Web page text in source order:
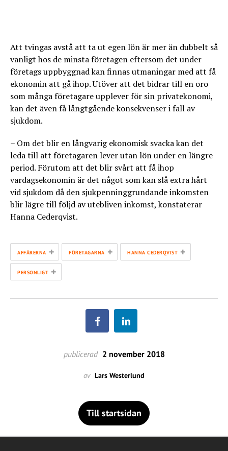
Att tvingas avstå att ta ut egen lön är mer än dubbelt så
vanligt hos de minsta företagen eftersom det under
företags uppbyggnad kan finnas utmaningar med att få
ekonomin att gå ihop. Utöver att det bidrar till en oro
som många företagare upplever för sin privatekonomi,
kan det även få långtgående konsekvenser i fall av
sjukdom.
– Om det blir en långvarig ekonomisk svacka kan det
leda till att företagaren lever utan lön under en längre
period. Förutom att det blir svårt att få ihop
vardagsekonomin är det något som kan slå extra hårt
vid sjukdom då den sjukpenninggrundande inkomsten
blir lägre till följd av utebliven inkomst, konstaterar
Hanna Cederqvist.
AFFÄRERNA + FÖRETAGARNA + HANNA CEDERQVIST +
PERSONLIGT +
publicerad 2 november 2018
av Lars Westerlund
Till startsidan